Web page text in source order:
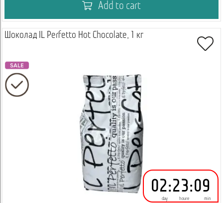
Add to cart
Шоколад IL Perfetto Hot Chocolate, 1 кг
02
day
:23
houre
:09
min